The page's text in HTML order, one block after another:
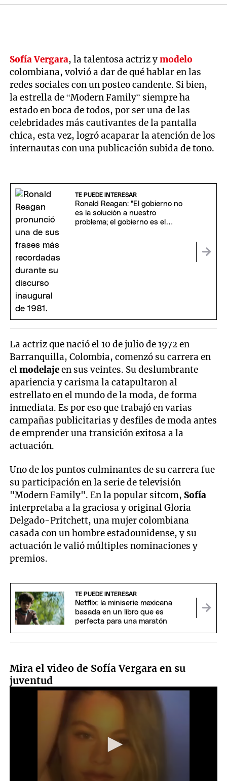
Sofía Vergara, la talentosa actriz ymodelo
colombiana, volvió a dar de qué hablar en las
redes sociales con un posteo candente. Si bien,
la estrella de “Modern Family” siempre ha
estado en boca de todos, por ser una de las
celebridades más cautivantes de la pantalla
chica, esta vez, logró acaparar la atención de los
internautas con una publicación subida de tono.
TE PUEDE INTERESAR
Ronald Reagan: "El gobierno no
es la solución a nuestro
problema; el gobierno es el
La actriz que nació el 10 de julio de 1972 en
Barranquilla, Colombia, comenzó su carrera en
elmodelajeen sus veintes. Su deslumbrante
apariencia y carisma la catapultaron al
estrellato en el mundo de la moda, de forma
inmediata. Es por eso que trabajó en varias
campañas publicitarias y desfiles de moda antes
de emprender una transición exitosa a la
actuación.
Uno de los puntos culminantes de su carrera fue
su participación en la serie de televisión
"Modern Family". En la popular sitcom, Sofía
interpretaba a la graciosa y original Gloria
Delgado-Pritchett, una mujer colombiana
casada con un hombre estadounidense, y su
actuación le valió múltiples nominaciones y
premios.
TE PUEDE INTERESAR
Netflix: la miniserie mexicana
basada en un libro que es
perfecta para una maratón
Mira el video de Sofía Vergara en su
juventud